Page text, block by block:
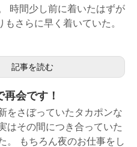
時間少し前に着いたはずが
もさらに早く着いていた。
記事を読む
再会です！
をさぼっていたタカポンな
はその間につき合っていた
。 もちろん夜のお仕事をし